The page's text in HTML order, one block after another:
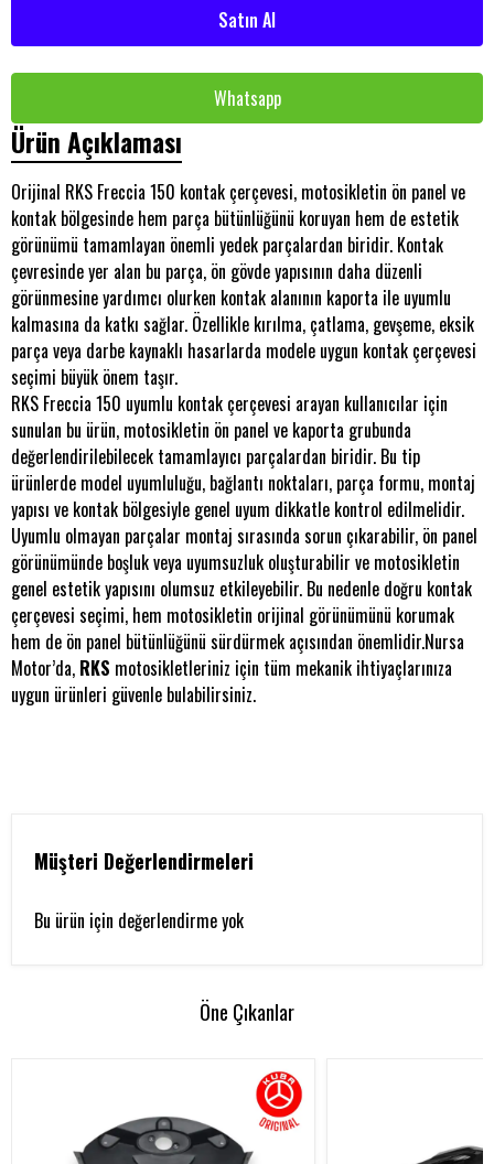
Satın Al
Whatsapp
Ürün Açıklaması
Orijinal RKS Freccia 150 kontak çerçevesi, motosikletin ön panel ve
kontak bölgesinde hem parça bütünlüğünü koruyan hem de estetik
görünümü tamamlayan önemli yedek parçalardan biridir. Kontak
çevresinde yer alan bu parça, ön gövde yapısının daha düzenli
görünmesine yardımcı olurken kontak alanının kaporta ile uyumlu
kalmasına da katkı sağlar. Özellikle kırılma, çatlama, gevşeme, eksik
parça veya darbe kaynaklı hasarlarda modele uygun kontak çerçevesi
seçimi büyük önem taşır.
RKS Freccia 150 uyumlu kontak çerçevesi arayan kullanıcılar için
sunulan bu ürün, motosikletin ön panel ve kaporta grubunda
değerlendirilebilecek tamamlayıcı parçalardan biridir. Bu tip
ürünlerde model uyumluluğu, bağlantı noktaları, parça formu, montaj
yapısı ve kontak bölgesiyle genel uyum dikkatle kontrol edilmelidir.
Uyumlu olmayan parçalar montaj sırasında sorun çıkarabilir, ön panel
görünümünde boşluk veya uyumsuzluk oluşturabilir ve motosikletin
genel estetik yapısını olumsuz etkileyebilir. Bu nedenle doğru kontak
çerçevesi seçimi, hem motosikletin orijinal görünümünü korumak
hem de ön panel bütünlüğünü sürdürmek açısından önemlidir.Nursa
Motor’da, RKS motosikletleriniz için tüm mekanik ihtiyaçlarınıza
uygun ürünleri güvenle bulabilirsiniz.
Müşteri Değerlendirmeleri
Bu ürün için değerlendirme yok
Öne Çıkanlar